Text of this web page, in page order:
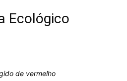
Ecológico
de vermelho